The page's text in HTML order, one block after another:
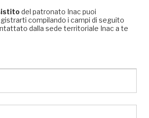
del patronato Inac puoi
compilando i campi di seguito
dalla sede territoriale Inac a te